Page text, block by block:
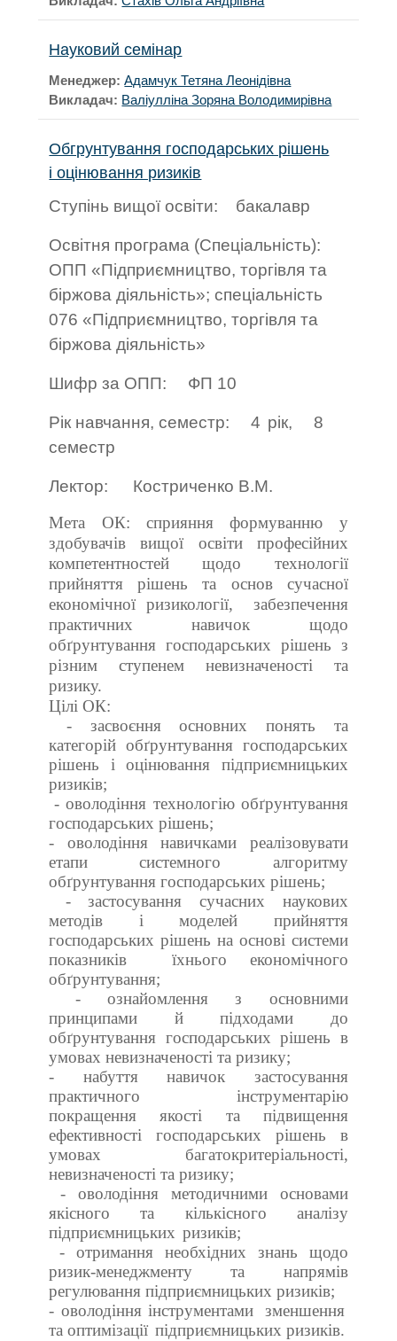
Науковий семінар
Менеджер:Адамчук Тетяна Леонідівна
Викладач: Валіулліна Зоряна Володимирівна
Обгрунтування господарських рішень
і оцінювання ризиків
Ступінь вищої освіти: бакалавр
Освітня програма (Спеціальність):
ОПП «Підприємництво, торгівля та
біржова діяльність»; спеціальність
076 «Підприємництво, торгівля та
біржова діяльність»
Шифр за ОПП: ФП 10
Рік навчання, семестр: 4 рік,
8
семестр
Лектор:
Костриченко В.М.
Мета ОК:
сприяння формуванню у
здобувачів вищої освіти професійних
компетентностей щодо технології
прийняття рішень та основ сучасної
економічної ризикології,
забезпечення
практичних навичок щодо
обґрунтування господарських рішень з
різним ступенем невизначеності та
ризику.
Цілі ОК:
- засвоєння основних понять та
категорій обґрунтування господарських
рішень і оцінювання підприємницьких
ризиків;
- оволодіння технологію обґрунтування
господарських рішень;
- оволодіння навичками реалізовувати
етапи системного алгоритму
обґрунтування господарських рішень;
- застосування сучасних наукових
методів і моделей прийняття
господарських рішень на основі системи
показників
їхнього економічного
обґрунтування;
- ознайомлення з основними
принципами й підходами до
обґрунтування господарських рішень в
умовах невизначеності та ризику;
- набуття навичок застосування
практичного інструментарію
покращення якості та підвищення
ефективності господарських рішень в
умовах багатокритеріальності,
невизначеності та ризику;
- оволодіння методичними основами
якісного та кількісного аналізу
підприємницьких ризиків;
- отримання необхідних знань щодо
ризик-менеджменту та напрямів
регулювання підприємницьких ризиків;
- оволодіння інструментами
зменшення
та оптимізації підприємницьких ризиків.